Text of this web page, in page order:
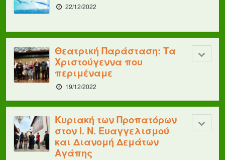
22/12/2022
Θεατρική Παράσταση: Τα
Χριστούγεννα που
περιμέναμε
19/12/2022
Κυριακή των Προπατόρων
στον Ι. Ν. Ευαγγελισμού
και Διανομή Δεμάτων
Αγάπης